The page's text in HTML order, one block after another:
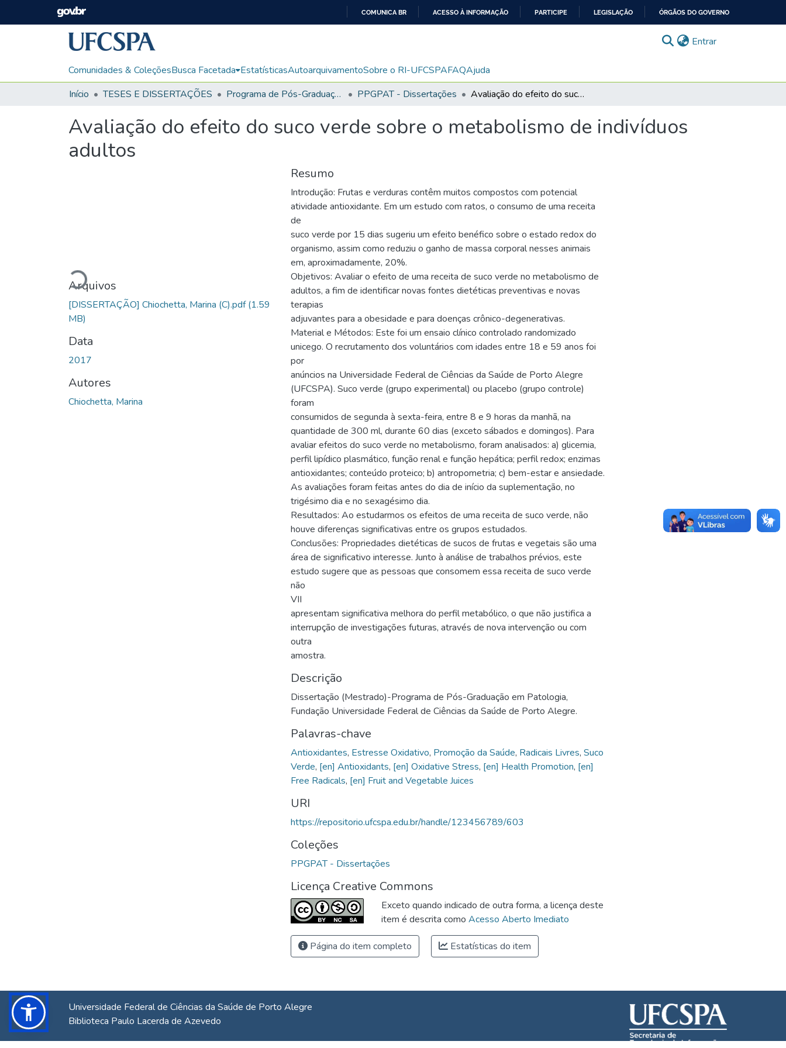
CONTEÚDO
COMUNICA BR ACESSO À INFORMAÇÃO PARTICIPE LEGISLAÇÃO ÓRGÃOS DO GOVERNO
Entrar(current)
Comunidades & ColeçõesBusca Facetada EstatísticasAutoarquivamentoSobre o RI-UFCSPAFAQAjuda
Início
TESES E DISSERTAÇÕES Programa de Pós-Graduação em Patologia PPGPAT - Dissertações Avaliação do efeito do suco verde sobre o metabolismo de indivíduos adultos
Avaliação do efeito do suco verde sobre o metabolismo de indivíduos
adultos
Carregando...
Arquivos
[DISSERTAÇÃO] Chiochetta, Marina (C).pdf(1.59
MB)
Data
2017
Autores
Chiochetta, Marina
Resumo
Introdução: Frutas e verduras contêm muitos compostos com potencial
atividade antioxidante. Em um estudo com ratos, o consumo de uma receita
de
suco verde por 15 dias sugeriu um efeito benéfico sobre o estado redox do
organismo, assim como reduziu o ganho de massa corporal nesses animais
em, aproximadamente, 20%.
Objetivos: Avaliar o efeito de uma receita de suco verde no metabolismo de
adultos, a fim de identificar novas fontes dietéticas preventivas e novas
terapias
adjuvantes para a obesidade e para doenças crônico-degenerativas.
Material e Métodos: Este foi um ensaio clínico controlado randomizado
unicego. O recrutamento dos voluntários com idades entre 18 e 59 anos foi
por
anúncios na Universidade Federal de Ciências da Saúde de Porto Alegre
(UFCSPA). Suco verde (grupo experimental) ou placebo (grupo controle)
foram
consumidos de segunda à sexta-feira, entre 8 e 9 horas da manhã, na
quantidade de 300 ml, durante 60 dias (exceto sábados e domingos). Para
avaliar efeitos do suco verde no metabolismo, foram analisados: a) glicemia,
perfil lipídico plasmático, função renal e função hepática; perfil redox; enzimas
antioxidantes; conteúdo proteico; b) antropometria; c) bem-estar e ansiedade.
As avaliações foram feitas antes do dia de início da suplementação, no
trigésimo dia e no sexagésimo dia.
Resultados: Ao estudarmos os efeitos de uma receita de suco verde, não
houve diferenças significativas entre os grupos estudados.
Conclusões: Propriedades dietéticas de sucos de frutas e vegetais são uma
área de significativo interesse. Junto à análise de trabalhos prévios, este
estudo sugere que as pessoas que consomem essa receita de suco verde
não
VII
apresentam significativa melhora do perfil metabólico, o que não justifica a
interrupção de investigações futuras, através de nova intervenção ou com
outra
amostra.
Descrição
Dissertação (Mestrado)-Programa de Pós-Graduação em Patologia,
Fundação Universidade Federal de Ciências da Saúde de Porto Alegre.
Palavras-chave
Antioxidantes, Estresse Oxidativo, Promoção da Saúde, Radicais Livres, Suco
Verde, [en] Antioxidants, [en] Oxidative Stress, [en] Health Promotion, [en]
Free Radicals, [en] Fruit and Vegetable Juices
URI
https://repositorio.ufcspa.edu.br/handle/123456789/603
Coleções
PPGPAT - Dissertações
Licença Creative Commons
Exceto quando indicado de outra forma, a licença deste
item é descrita como Acesso Aberto Imediato
Página do item completo Estatísticas do item
Universidade Federal de Ciências da Saúde de Porto Alegre
Biblioteca Paulo Lacerda de Azevedo